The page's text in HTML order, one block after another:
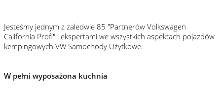
Jesteśmy jednym z zaledwie 85 "Partnerów Volkswagen
California Profi" i ekspertami we wszystkich aspektach pojazdów
kempingowych VW Samochody Użytkowe.
W pełni wyposażona kuchnia